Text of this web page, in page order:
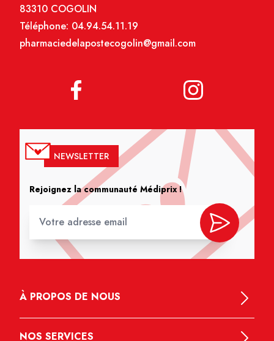
83310 COGOLIN
Téléphone: 04.94.54.11.19
pharmaciedelapostecogolin@gmail.com
NEWSLETTER
Rejoignez la communauté Médiprix !
À PROPOS DE NOUS
NOS SERVICES